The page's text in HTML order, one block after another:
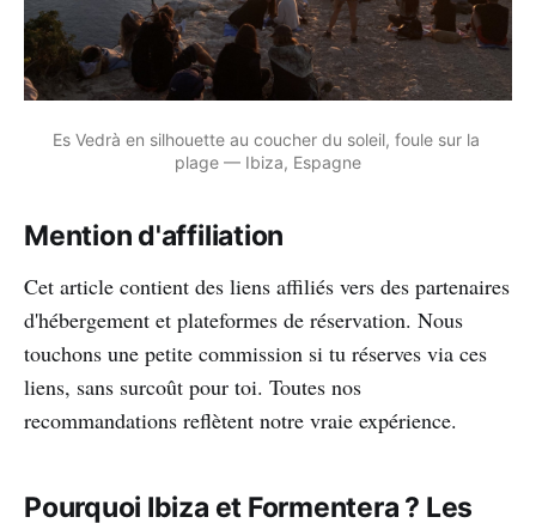
Es Vedrà en silhouette au coucher du soleil, foule sur la
plage — Ibiza, Espagne
Mention d'affiliation
Cet article contient des liens affiliés vers des partenaires
d'hébergement et plateformes de réservation. Nous
touchons une petite commission si tu réserves via ces
liens, sans surcoût pour toi. Toutes nos
recommandations reflètent notre vraie expérience.
Pourquoi Ibiza et Formentera ? Les